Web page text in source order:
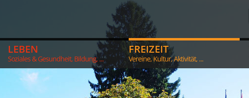
LEBEN
Soziales & Gesundheit, Bildung, ...
FREIZEIT
Vereine, Kultur, Aktivität, ...